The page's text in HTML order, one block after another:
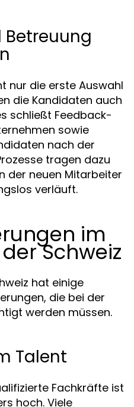
nur die erste Auswahl
die Kandidaten auch
schließt Feedback-
sowie
nach der
tragen dazu
der neuen Mitarbeiter
verläuft.
im
Schweiz
hat einige
die bei der
werden müssen.
Talent
Fachkräfte ist
hoch. Viele